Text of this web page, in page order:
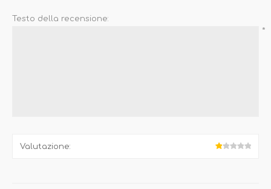
Testo della recensione:
*
Valutazione: